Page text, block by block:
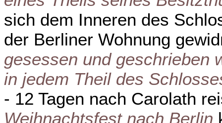
sich dem Inneren des
der Berliner Wohnung
gesessen und geschrieben
in jedem Theil des
- 12 Tagen nach Carolath
Weihnachtsfest nach Berlin